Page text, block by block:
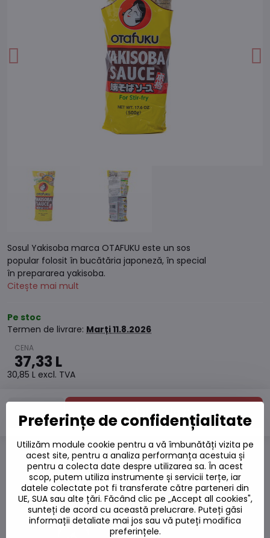
Sosul Yakisoba marca OTAFUKU este un sos
popular folosit în bucătăria japoneză, în special
în prepararea yakisoba.
Citește mai mult
Pe stoc
Termen de livrare: Marți11.8.2026
37,33 L
30,85 L excl. TVA
Adaugă la Coș
Adaugă la favorite
Adăugați la listă
Watchdog
Livrări
Număr depozit:S7#SK#B7108#1
Preferințe de confidențialitate
Utilizăm module cookie pentru a vă îmbunătăți vizita pe
acest site, pentru a analiza performanța acestuia și
pentru a colecta date despre utilizarea sa. În acest
scop, putem utiliza instrumente și servicii terțe, iar
datele colectate pot fi transferate către parteneri din
UE, SUA sau alte țări. Făcând clic pe „Accept all cookies",
sunteți de acord cu această prelucrare. Puteți găsi
informații detaliate mai jos sau vă puteți modifica
preferințele.